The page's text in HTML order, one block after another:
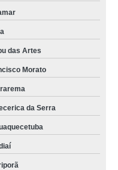
das Artes
Morato
da Serra